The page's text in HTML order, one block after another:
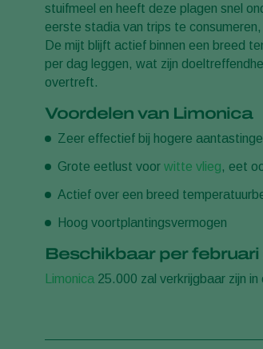
stuifmeel en heeft deze plagen snel
eerste stadia van trips te
De mijt blijft actief binnen een breed
per dag leggen, wat zijn
overtreft.
Voordelen van Limonica
Zeer effectief bij hogere
Grote eetlust voor witte vlieg, eet
Actief over een breed
Hoog voortplantingsvermogen
Beschikbaar per februari
Limonica 25.000 zal verkrijgbaar zijn